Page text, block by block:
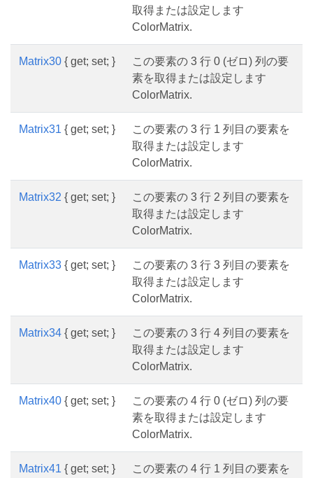
取得または設定します
ColorMatrix.
Matrix30 { get; set; }
この要素の 3 行 0 (ゼロ) 列の要
素を取得または設定します
ColorMatrix.
Matrix31 { get; set; }
この要素の 3 行 1 列目の要素を
取得または設定します
ColorMatrix.
Matrix32 { get; set; }
この要素の 3 行 2 列目の要素を
取得または設定します
ColorMatrix.
Matrix33 { get; set; }
この要素の 3 行 3 列目の要素を
取得または設定します
ColorMatrix.
Matrix34 { get; set; }
この要素の 3 行 4 列目の要素を
取得または設定します
ColorMatrix.
Matrix40 { get; set; }
この要素の 4 行 0 (ゼロ) 列の要
素を取得または設定します
ColorMatrix.
Matrix41 { get; set; }
この要素の 4 行 1 列目の要素を